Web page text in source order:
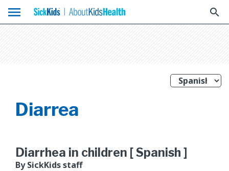
menu search
Diarrea
Diarrhea in children [ Spanish ]
By SickKids staff